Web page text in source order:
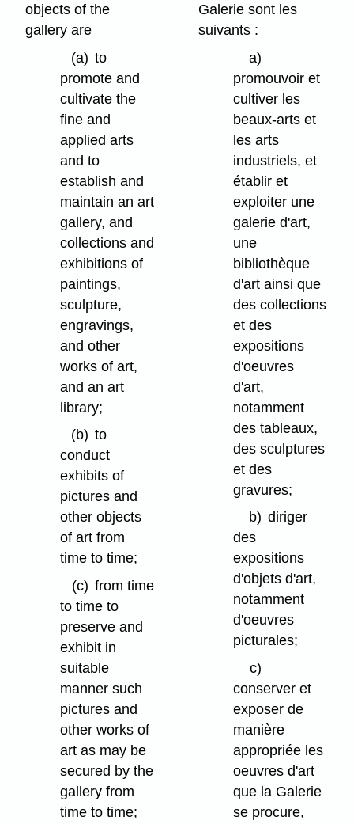
objects of the
gallery are
(a) to
promote and
cultivate the
fine and
applied arts
and to
establish and
maintain an art
gallery, and
collections and
exhibitions of
paintings,
sculpture,
engravings,
and other
works of art,
and an art
library;
(b) to
conduct
exhibits of
pictures and
other objects
of art from
time to time;
(c) from time
to time to
preserve and
exhibit in
suitable
manner such
pictures and
other works of
art as may be
secured by the
gallery from
time to time;
Galerie sont les
suivants :
a)
promouvoir et
cultiver les
beaux-arts et
les arts
industriels, et
établir et
exploiter une
galerie d'art,
une
bibliothèque
d'art ainsi que
des collections
et des
expositions
d'oeuvres
d'art,
notamment
des tableaux,
des sculptures
et des
gravures;
b) diriger
des
expositions
d'objets d'art,
notamment
d'oeuvres
picturales;
c)
conserver et
exposer de
manière
appropriée les
oeuvres d'art
que la Galerie
se procure,